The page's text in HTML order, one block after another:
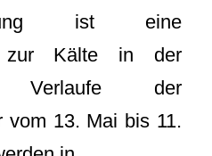
ist eine
zur Kälte in der
der
vom 13. Mai bis 11.